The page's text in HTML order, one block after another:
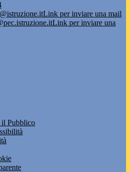
Link per inviare una mail
Link per inviare una
Pubblico